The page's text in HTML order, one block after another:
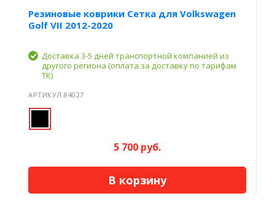
Резиновые коврики Сетка для Volkswagen
Golf VII 2012-2020
Доставка 3-5 дней транспортной компанией из
другого региона (оплата за доставку по тарифам
ТК)
АРТИКУЛ 84027
5 700 руб.
В корзину